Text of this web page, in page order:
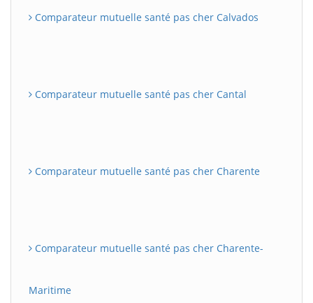
Comparateur mutuelle santé pas cher Calvados
Comparateur mutuelle santé pas cher Cantal
Comparateur mutuelle santé pas cher Charente
Comparateur mutuelle santé pas cher Charente-
Maritime